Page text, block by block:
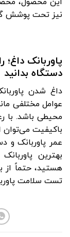
نیز تحت پوشش
پاوربانک
دستگاه بدانید
داغ شدن
عوامل مختلفی
محیطی باشد. با
باکیفیت
عمر پاوربانک و
بهترین
هستید، حتماً از
تست سلامت